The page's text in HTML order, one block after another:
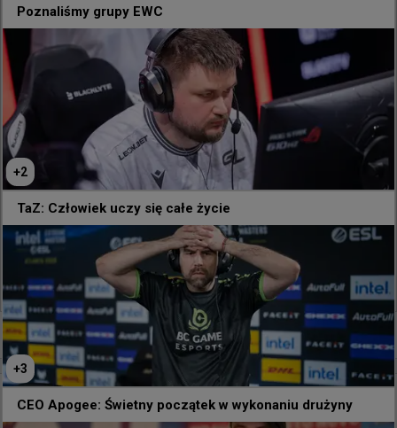
100 THIEVES
Grupa D
NATUS VINCERE
FURIA
9Z GLOBANT
THE MONGOLZ
MAGIC
PAIN GAMING
WILDCARD
3DMAX
+2
13 godzin temu
W kwalifikacjach do EWC zagrała drużyna "Team
Poznaliśmy grupy EWC
+2
TaZ: Człowiek uczy się całe życie
+3
CEO Apogee: Świetny początek w wykonaniu drużyny